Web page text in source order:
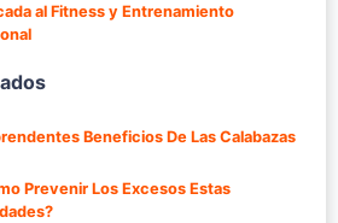
al Fitness y Entrenamiento
Beneficios De Las Calabazas
Prevenir Los Excesos Estas